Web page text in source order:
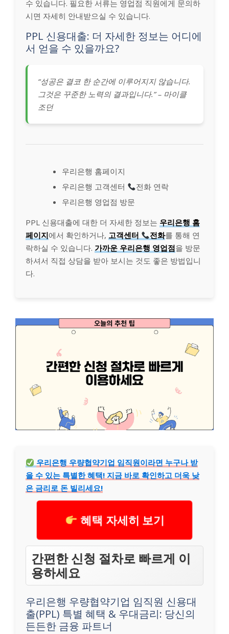
수 있습니다. 필요한 서류는 영업점 직원에게 문의하
시면 자세히 안내받으실 수 있습니다.
PPL 신용대출: 더 자세한 정보는 어디에
서 얻을 수 있을까요?
“성공은 결코 한 순간에 이루어지지 않습니다.
그것은 꾸준한 노력의 결과입니다.” – 마이클
조던
우리은행 홈페이지
우리은행 고객센터
전화 연락
우리은행 영업점 방문
PPL 신용대출에 대한 더 자세한 정보는 우리은행 홈
페이지에서 확인하거나, 고객센터 전화를 통해 연
락하실 수 있습니다. 가까운 우리은행 영업점을 방문
하셔서 직접 상담을 받아 보시는 것도 좋은 방법입니
다.
우리은행 우량협약기업 임직원이라면 누구나 받
을 수 있는 특별한 혜택! 지금 바로 확인하고 더욱 낮
은 금리로 돈 빌리세요!
혜택 자세히 보기
간편한 신청 절차로 빠르게 이
용하세요
우리은행 우량협약기업 임직원 신용대
출(PPL) 특별 혜택 & 우대금리: 당신의
든든한 금융 파트너